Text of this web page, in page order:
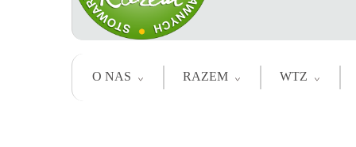
O NAS RAZEM WTZ